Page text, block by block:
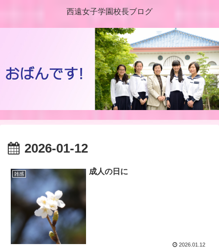
西遠女子学園校長ブログ
2026-01-12
雑感 成人の日に
2026.01.12